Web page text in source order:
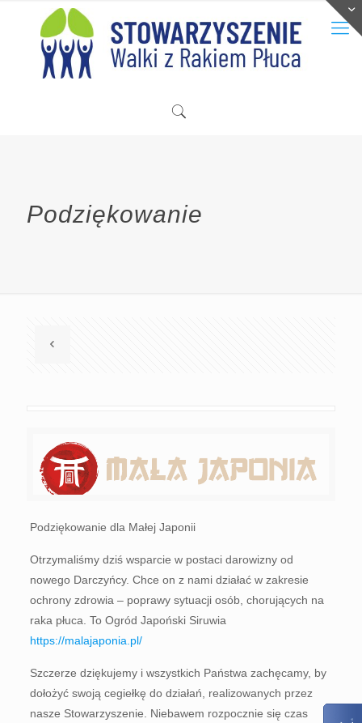
Podziękowanie
Podziękowanie dla Małej Japonii
Otrzymaliśmy dziś wsparcie w postaci darowizny od
nowego Darczyńcy. Chce on z nami działać w zakresie
ochrony zdrowia – poprawy sytuacji osób, chorujących na
raka płuca. To Ogród Japoński Siruwia
https://malajaponia.pl/
Szczerze dziękujemy i wszystkich Państwa zachęcamy, by
dołożyć swoją cegiełkę do działań, realizowanych przez
nasze Stowarzyszenie. Niebawem rozpocznie się czas